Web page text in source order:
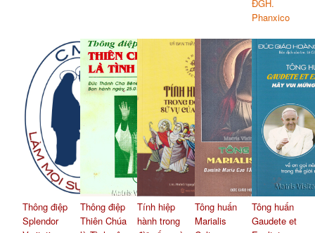
ĐGH.
Phanxico
Thông điệp
Splendor
Thông điệp
Thiên Chúa
Tính hiệp
hành trong
Tông huấn
Marialis
Tông huấn
Gaudete et